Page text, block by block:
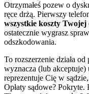
Otrzymałeś pozew o
ręce drżą. Pierwszy
wszystkie koszty
ostatecznie wygrasz
odszkodowania.
To rozszerzenie działa
wyznacza (lub
reprezentuje Cię w
Opłaty sądowe?